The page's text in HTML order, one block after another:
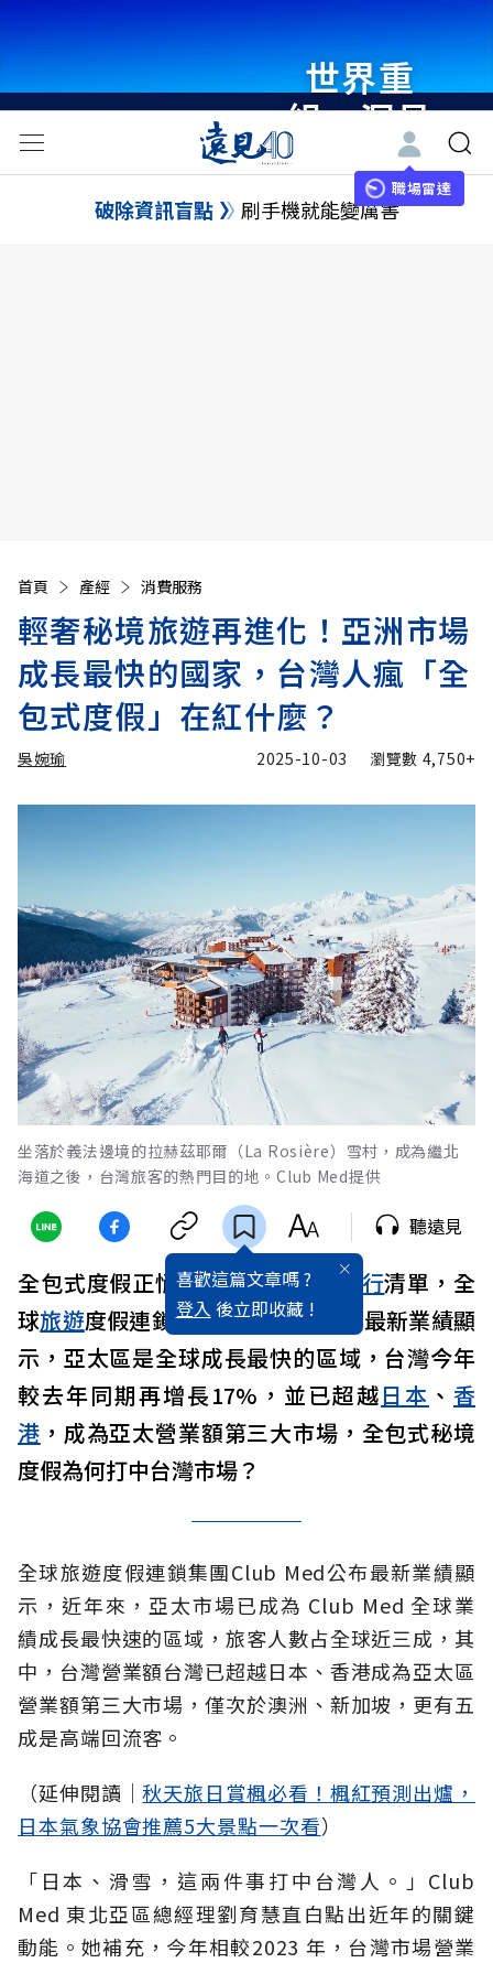
世界重
組・洞見
未來 與
世界領袖
職場雷達
破除資訊盲點 刷手機就能變厲害
首頁 產經 消費服務
輕奢秘境旅遊再進化！亞洲市場
成長最快的國家，台灣人瘋「全
包式度假」在紅什麼？
吳婉瑜 2025-10-03 瀏覽數 4,750+
坐落於義法邊境的拉赫茲耶爾（La Rosière）雪村，成為繼北
海道之後，台灣旅客的熱門目的地。Club Med提供
喜歡這篇文章嗎 ?
登入 後立即收藏 !
聽遠見
全包式度假正悄悄改寫台灣人的 旅行清單，全
球旅遊度假連鎖集團Club Med公布最新業績顯
示，亞太區是全球成長最快的區域，台灣今年
較去年同期再增長17%，並已超越日本 、 香
港 ，成為亞太營業額第三大市場，全包式秘境
度假為何打中台灣市場？
全球旅遊度假連鎖集團Club Med公布最新業績顯
示，近年來，亞太市場已成為 Club Med 全球業
績成長最快速的區域，旅客人數占全球近三成，其
中，台灣營業額台灣已超越日本、香港成為亞太區
營業額第三大市場，僅次於澳洲、新加坡，更有五
成是高端回流客。
（延伸閱讀│秋天旅日賞楓必看！楓紅預測出爐，
日本氣象協會推薦5大景點一次看）
「日本、滑雪，這兩件事打中台灣人。」Club
Med 東北亞區總經理劉育慧直白點出近年的關鍵
動能。她補充，今年相較2023 年，台灣市場營業